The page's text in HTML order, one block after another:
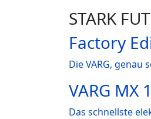
STARK
Factory
Die VARG,
VARG MX
Das schnellste